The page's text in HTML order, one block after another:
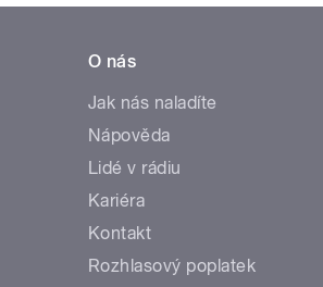
O nás
Jak nás naladíte
Nápověda
Lidé v rádiu
Kariéra
Kontakt
Rozhlasový poplatek